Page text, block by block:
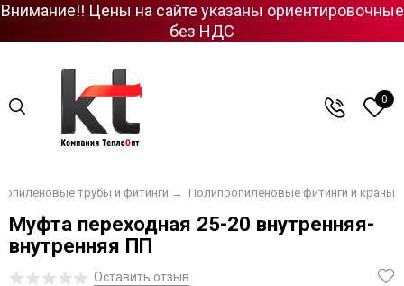
Внимание!! Цены на сайте указаны ориентировочные
без НДС
0
трубы и фитинги → Полипропиленовые фитинги и краны
Муфта переходная 25-20 внутренняя-
внутренняя ПП
Оставить отзыв